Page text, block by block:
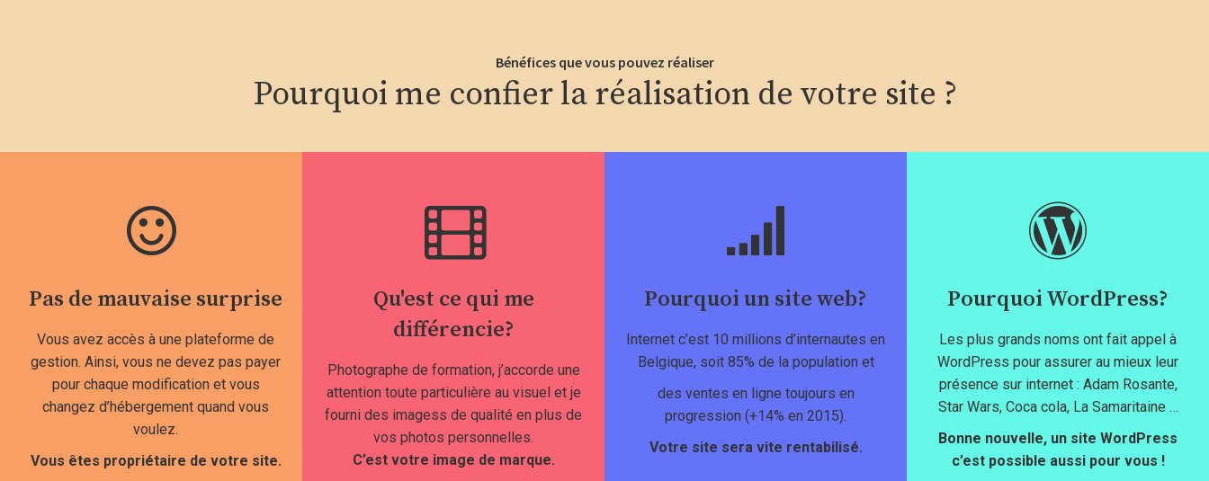
Bénéfices que vous pouvez réaliser
Pourquoi me confier la réalisation de votre site ?
Pas de mauvaise surprise
Vous avez accès à une plateforme de
gestion. Ainsi, vous ne devez pas payer
pour chaque modification et vous
changez d’hébergement quand vous
voulez.
Vous êtes propriétaire de votre site.
Qu'est ce qui me
différencie?
Photographe de formation, j’accorde une
attention toute particulière au visuel et je
fourni des imagess de qualité en plus de
vos photos personnelles.
C’est votre image de marque.
Pourquoi un site web?
Internet c’est 10 millions d’internautes en
Belgique, soit 85% de la population et
des ventes en ligne toujours en
progression (+14% en 2015).
Votre site sera vite rentabilisé.
Pourquoi WordPress?
Les plus grands noms ont fait appel à
WordPress pour assurer au mieux leur
présence sur internet : Adam Rosante,
Star Wars, Coca cola, La Samaritaine …
Bonne nouvelle, un site WordPress
c’est possible aussi pour vous !